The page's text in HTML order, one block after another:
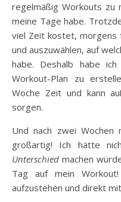
regelmäßig Workouts zu
meine Tage habe.
viel Zeit kostet, morgens
und auszuwählen, auf
habe. Deshalb habe
Workout-Plan zu
Woche Zeit und kann
sorgen.
Und nach zwei
großartig! Ich hätte
Unterschied machen
Tag auf mein
aufzustehen und direkt